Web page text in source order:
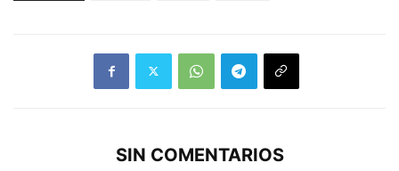
SIN COMENTARIOS